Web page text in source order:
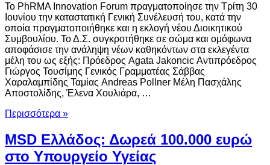
To PhRMA Innovation Forum πραγματοποίησε την Τρίτη 30
Ιουνίου την καταστατική Γενική Συνέλευσή του, κατά την
οποία πραγματοποιήθηκε και η εκλογή νέου Διοικητικού
Συμβουλίου. Το Δ.Σ. συγκροτήθηκε σε σώμα και ομόφωνα
αποφάσισε την ανάληψη νέων καθηκόντων στα εκλεγέντα
μέλη του ως εξής: Πρόεδρος Agata Jakoncic Αντιπρόεδρος
Γιώργος Τουσίμης Γενικός Γραμματέας Σάββας
Χαραλαμπίδης Ταμίας Andreas Pollner Μέλη Πασχάλης
Αποστολίδης, Έλενα Χουλιάρα, …
Περισσότερα »
MSD Ελλάδος: Δωρεά 100.000 ευρώ
στο Υπουργείο Υγείας